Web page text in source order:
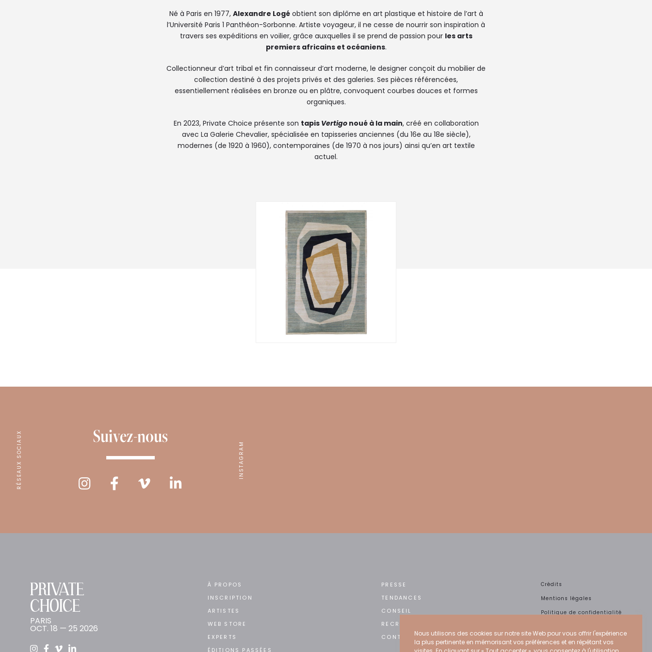
Né à Paris en 1977, Alexandre Logéobtient son diplôme en art plastique et histoire de l’art à
l’Université Paris 1 Panthéon-Sorbonne. Artiste voyageur, il ne cesse de nourrir son inspiration à
travers ses expéditions en voilier, grâce auxquelles il se prend de passion pour les arts
premiers africains et océaniens.
Collectionneur d’art tribal et fin connaisseur d’art moderne, le designer conçoit du mobilier de
collection destiné à des projets privés et des galeries. Ses pièces référencées,
essentiellement réalisées en bronze ou en plâtre, convoquent courbes douces et formes
organiques.
En 2023, Private Choice présente son tapis Vertigonoué à la main, créé en collaboration
avec La Galerie Chevalier, spécialisée en tapisseries anciennes (du 16e au 18e siècle),
modernes (de 1920 à 1960), contemporaines (de 1970 à nos jours) ainsi qu’en art textile
actuel.
RÉSEAUX SOCIAUX Suivez-nous
INSTAGRAM
PRIVATE
CHOICE
PARIS
OCT. 18 — 25 2026
À PROPOS
INSCRIPTION
ARTISTES
WEB STORE
EXPERTS
ÉDITIONS PASSÉES
PRESSE
TENDANCES
CONSEIL
RECRUTEMENT
CONTACT
Crédits
Mentions légales
Politique de confidentialité
CGU
Nous utilisons des cookies sur notre site Web pour vous offrir l'expérience
la plus pertinente en mémorisant vos préférences et en répétant vos